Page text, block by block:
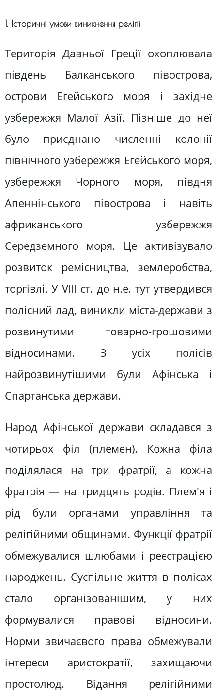
1. Історичні умови виникнення релігії
Територія Давньої Греції охоплювала
південь Балканського півострова,
острови Егейського моря і західне
узбережжя Малої Азії. Пізніше до неї
було приєднано численні колонії
північного узбережжя Егейського моря,
узбережжя Чорного моря, півдня
Апеннінського півострова і навіть
африканського узбережжя
Середземного моря. Це активізувало
розвиток ремісництва, землеробства,
торгівлі. У VIII ст. до н.е. тут утвердився
полісний лад, виникли міста-держави з
розвинутими товарно-грошовими
відносинами. З усіх полісів
найрозвинутішими були Афінська і
Спартанська держави.
Народ Афінської держави складався з
чотирьох філ (племен). Кожна філа
поділялася на три фратрії, а кожна
фратрія — на тридцять родів. Плем'я і
рід були органами управління та
релігійними общинами. Функції фратрії
обмежувалися шлюбами і реєстрацією
народжень. Суспільне життя в полісах
стало організованішим, у них
формувалися правові відносини.
Норми звичаєвого права обмежували
інтереси аристократії, захищаючи
простолюд. Відання релігійними